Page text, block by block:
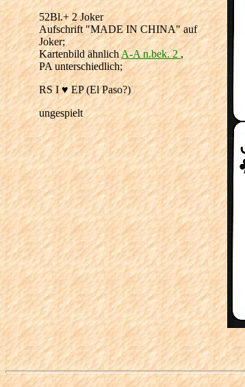
52Bl.+ 2 Joker
Aufschrift "MADE IN CHINA" auf
Joker;
Kartenbild ähnlichA-A n.bek. 2,
PA unterschiedlich;
RS I ♥ EP (El Paso?)
ungespielt